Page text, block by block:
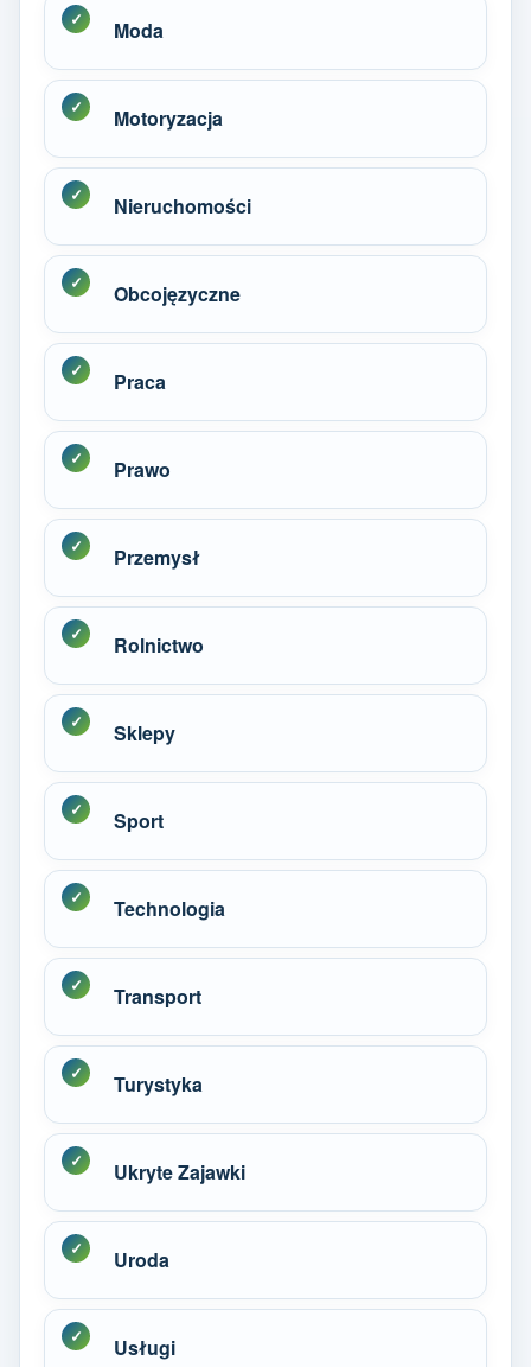
Moda
Motoryzacja
Nieruchomości
Obcojęzyczne
Praca
Prawo
Przemysł
Rolnictwo
Sklepy
Sport
Technologia
Transport
Turystyka
Ukryte Zajawki
Uroda
Usługi